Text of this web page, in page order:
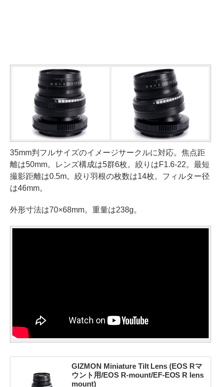
35mm判フルサイズのイメージサークルに対応。焦点距
離は50mm。レンズ構成は5群6枚。絞りはF1.6-22。最短
撮影距離は0.5m。絞り羽根の枚数は14枚。フィルター径
は46mm。
外形寸法は70×68mm。重量は238g。
GIZMON Miniature Tilt Lens (EOS Rマ
ウント用/EOS R-mount/EF-EOS R lens
mount)